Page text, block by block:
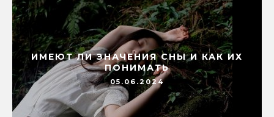
ИМЕЮТ ЛИ ЗНАЧЕНИЯ СНЫ И КАК ИХ
ПОНИМАТЬ
05.06.2024